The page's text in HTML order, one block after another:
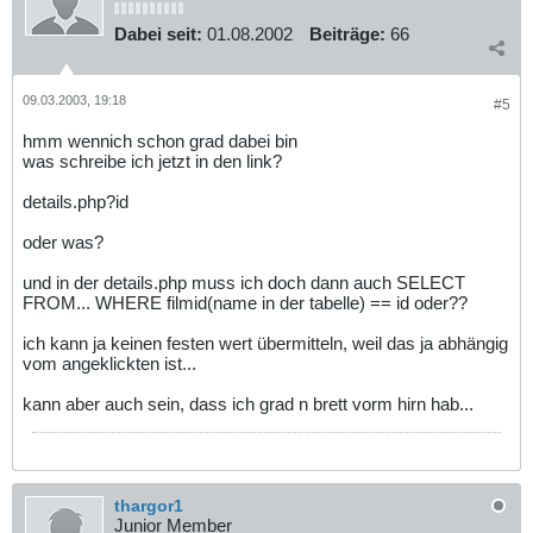
Dabei seit: 01.08.2002 Beiträge: 66
#5
09.03.2003, 19:18
hmm wennich schon grad dabei bin
was schreibe ich jetzt in den link?
details.php?id
oder was?
und in der details.php muss ich doch dann auch SELECT
FROM... WHERE filmid(name in der tabelle) == id oder??
ich kann ja keinen festen wert übermitteln, weil das ja abhängig
vom angeklickten ist...
kann aber auch sein, dass ich grad n brett vorm hirn hab...
thargor1
Junior Member